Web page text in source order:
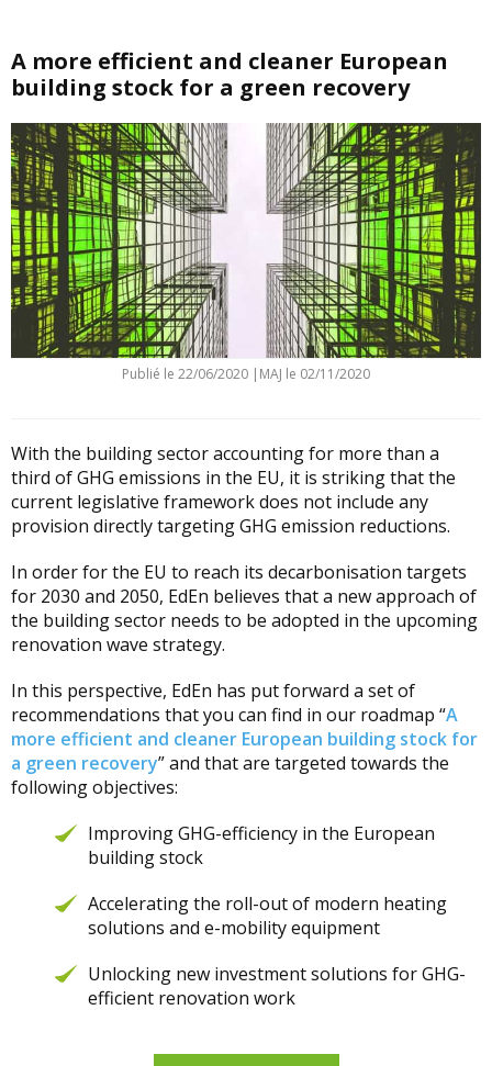
A more efficient and cleaner European
building stock for a green recovery
Publié le 22/06/2020 | MAJ le 02/11/2020
With the building sector accounting for more than a
third of GHG emissions in the EU, it is striking that the
current legislative framework does not include any
provision directly targeting GHG emission reductions.
In order for the EU to reach its decarbonisation targets
for 2030 and 2050, EdEn believes that a new approach of
the building sector needs to be adopted in the upcoming
renovation wave strategy.
In this perspective, EdEn has put forward a set of
recommendations that you can find in our roadmap “A
more efficient and cleaner European building stock for
a green recovery” and that are targeted towards the
following objectives:
Improving GHG-efficiency in the European
building stock
Accelerating the roll-out of modern heating
solutions and e-mobility equipment
Unlocking new investment solutions for GHG-
efficient renovation work